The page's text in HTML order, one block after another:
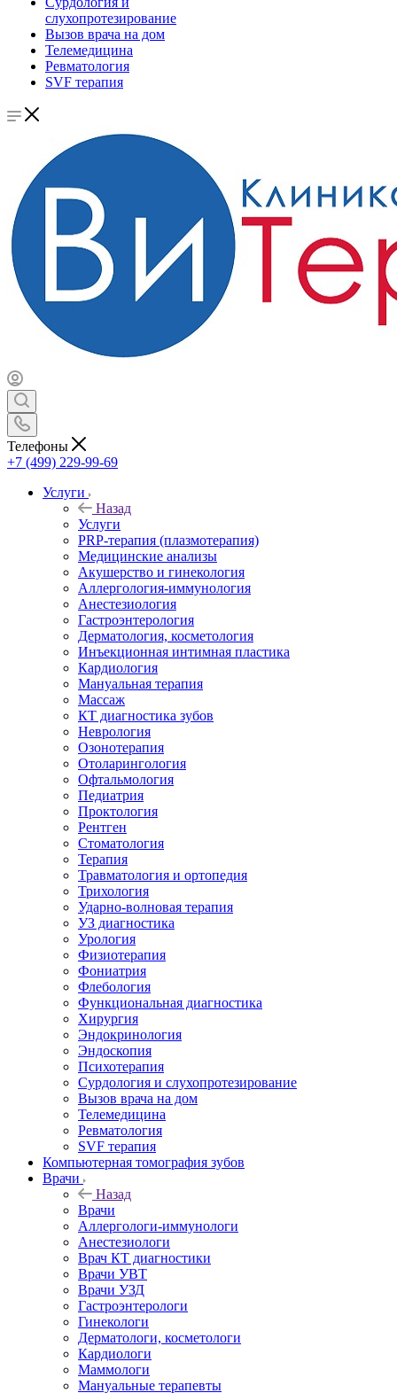
слухопротезирование
Вызов врача на дом
Телемедицина
Ревматология
SVF терапия
Телефоны
+7 (499) 229-99-69
Услуги
Назад
Услуги
PRP-терапия (плазмотерапия)
Медицинские анализы
Акушерство и гинекология
Аллергология-иммунология
Анестезиология
Гастроэнтерология
Дерматология, косметология
Инъекционная интимная пластика
Кардиология
Мануальная терапия
Массаж
КТ диагностика зубов
Неврология
Озонотерапия
Отоларингология
Офтальмология
Педиатрия
Проктология
Рентген
Стоматология
Терапия
Травматология и ортопедия
Трихология
Ударно-волновая терапия
УЗ диагностика
Урология
Физиотерапия
Фониатрия
Флебология
Функциональная диагностика
Хирургия
Эндокринология
Эндоскопия
Психотерапия
Сурдология и слухопротезирование
Вызов врача на дом
Телемедицина
Ревматология
SVF терапия
Компьютерная томография зубов
Врачи
Назад
Врачи
Аллергологи-иммунологи
Анестезиологи
Врач КТ диагностики
Врачи УВТ
Врачи УЗД
Гастроэнтерологи
Гинекологи
Дерматологи, косметологи
Кардиологи
Маммологи
Мануальные терапевты